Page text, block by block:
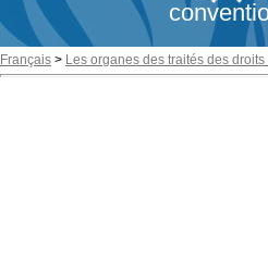
Français > Les organes des traités des